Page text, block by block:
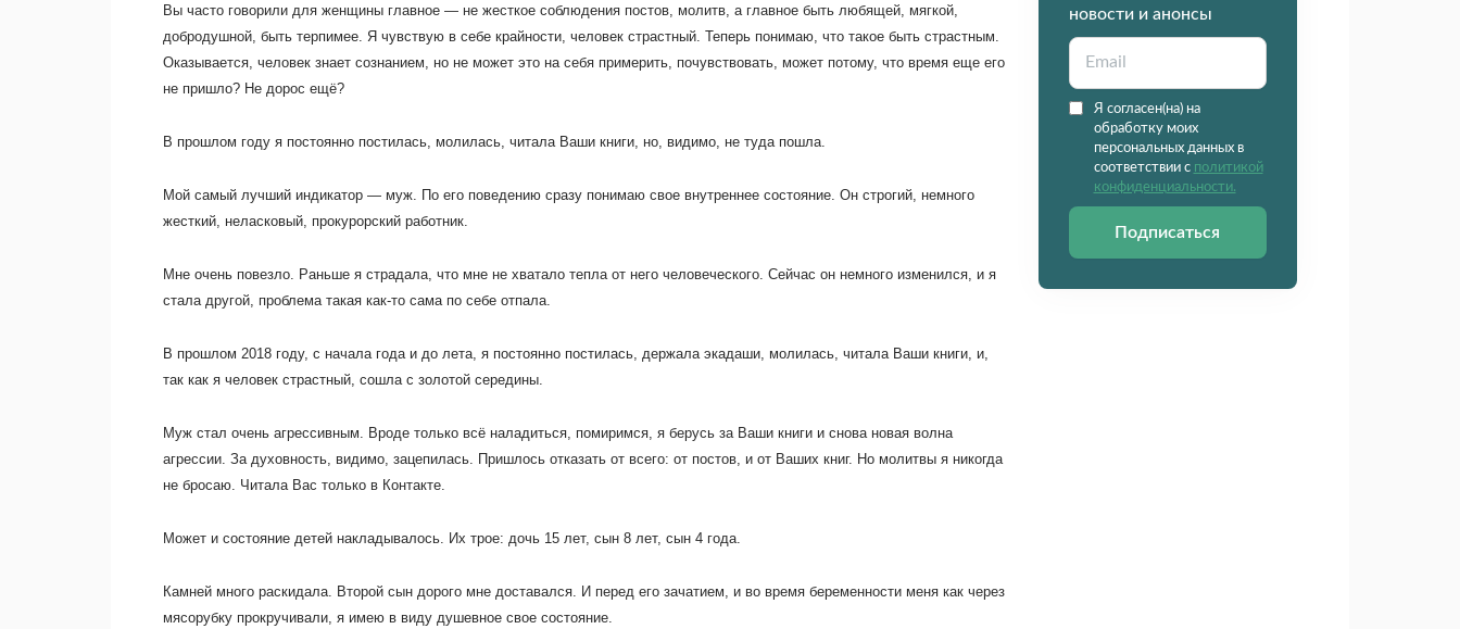
Вы часто говорили для женщины главное — не жесткое соблюдения постов, молитв, а главное быть любящей, мягкой,
добродушной, быть терпимее. Я чувствую в себе крайности, человек страстный. Теперь понимаю, что такое быть страстным.
Оказывается, человек знает сознанием, но не может это на себя примерить, почувствовать, может потому, что время еще его
не пришло? Не дорос ещё?
В прошлом году я постоянно постилась, молилась, читала Ваши книги, но, видимо, не туда пошла.
Мой самый лучший индикатор — муж. По его поведению сразу понимаю свое внутреннее состояние. Он строгий, немного
жесткий, неласковый, прокурорский работник.
Мне очень повезло. Раньше я страдала, что мне не хватало тепла от него человеческого. Сейчас он немного изменился, и я
стала другой, проблема такая как-то сама по себе отпала.
В прошлом 2018 году, с начала года и до лета, я постоянно постилась, держала экадаши, молилась, читала Ваши книги, и,
так как я человек страстный, сошла с золотой середины.
Муж стал очень агрессивным. Вроде только всё наладиться, помиримся, я берусь за Ваши книги и снова новая волна
агрессии. За духовность, видимо, зацепилась.
Пришлось отказать от всего: от постов, и от Ваших книг. Но молитвы я никогда
не бросаю. Читала Вас только в Контакте.
Может и состояние детей накладывалось. Их трое: дочь 15 лет, сын 8 лет, сын 4 года.
Камней много раскидала. Второй сын дорого мне доставался. И перед его зачатием, и во время беременности меня как через
мясорубку прокручивали, я имею в виду душевное свое состояние.
новости и анонсы
Я согласен(на) на
обработку моих
персональных данных в
соответствии с политикой
конфиденциальности.
Подписаться